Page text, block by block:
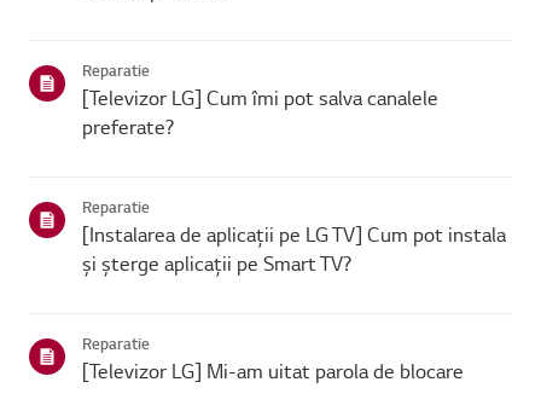
Reparatie
[Televizor LG] Cum îmi pot salva canalele
preferate?
Reparatie
[Instalarea de aplicații pe LG TV] Cum pot instala
și șterge aplicații pe Smart TV?
Reparatie
[Televizor LG] Mi-am uitat parola de blocare